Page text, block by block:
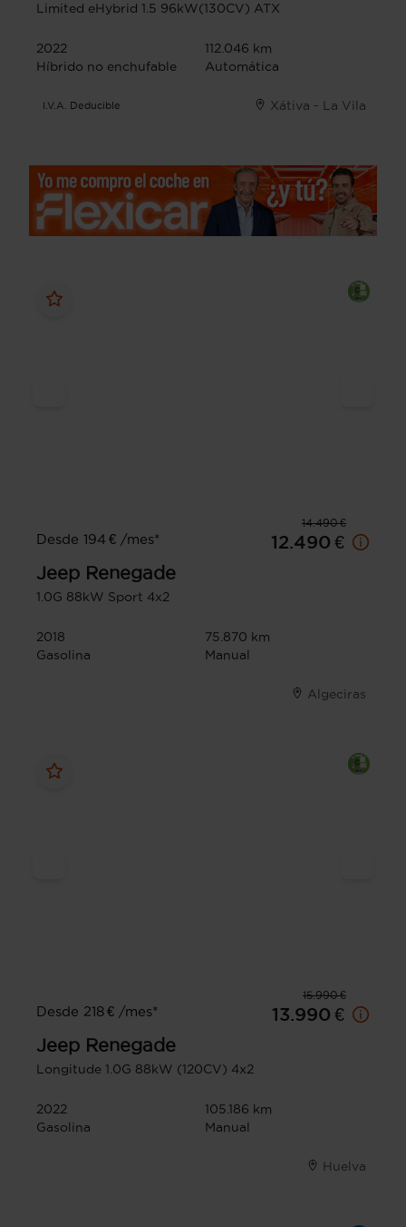
Limited eHybrid 1.5 96kW(130CV) ATX
2022
112.046 km
Híbrido no enchufable
Automática
I.V.A. Deducible Xátiva - La Vila
14.490 €
Desde 194 € /mes*
12.490 €
Jeep Renegade
1.0G 88kW Sport 4x2
2018
75.870 km
Gasolina
Manual
Algeciras
15.990 €
Desde 218 € /mes*
13.990 €
Jeep Renegade
Longitude 1.0G 88kW (120CV) 4x2
2022
105.186 km
Gasolina
Manual
Huelva